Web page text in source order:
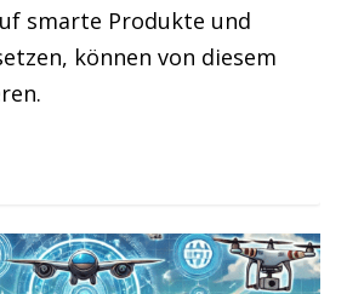
smarte Produkte und
können von diesem